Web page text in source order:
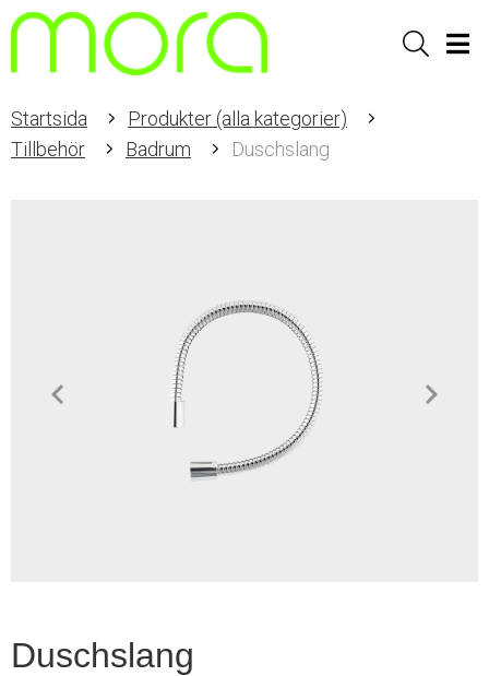
Sök
Startsida
Produkter (alla kategorier)
Tillbehör
Badrum Duschslang
Duschslang